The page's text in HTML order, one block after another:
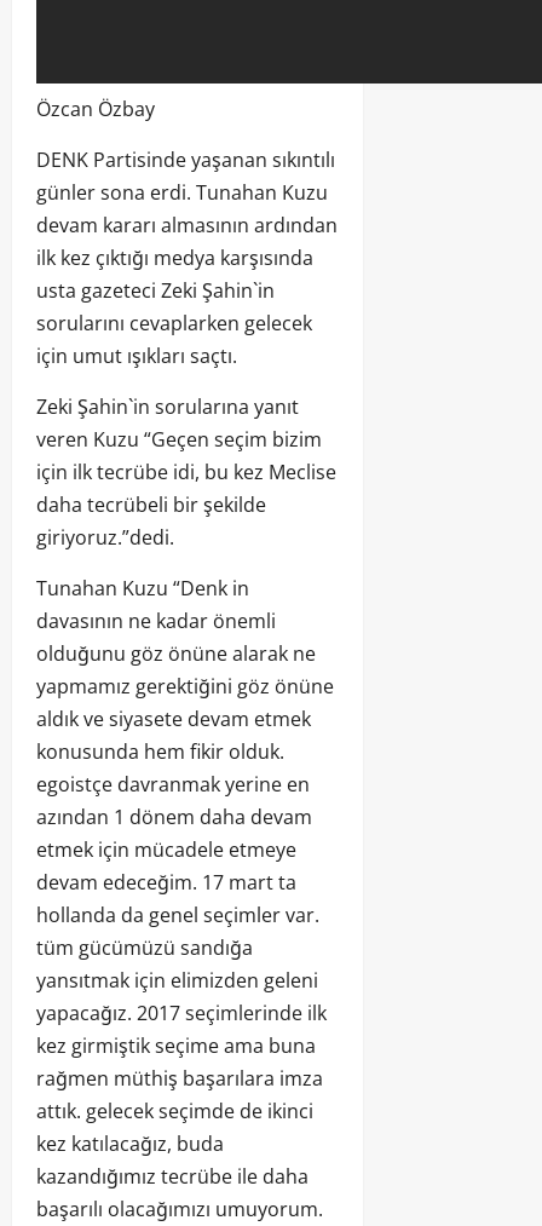
Özcan Özbay
DENK Partisinde yaşanan sıkıntılı
günler sona erdi. Tunahan Kuzu
devam kararı almasının ardından
ilk kez çıktığı medya karşısında
usta gazeteci Zeki Şahin`in
sorularını cevaplarken gelecek
için umut ışıkları saçtı.
Zeki Şahin`in sorularına yanıt
veren Kuzu “Geçen seçim bizim
için ilk tecrübe idi, bu kez Meclise
daha tecrübeli bir şekilde
giriyoruz.”dedi.
Tunahan Kuzu “Denk in
davasının ne kadar önemli
olduğunu göz önüne alarak ne
yapmamız gerektiğini göz önüne
aldık ve siyasete devam etmek
konusunda hem fikir olduk.
egoistçe davranmak yerine en
azından 1 dönem daha devam
etmek için mücadele etmeye
devam edeceğim. 17 mart ta
hollanda da genel seçimler var.
tüm gücümüzü sandığa
yansıtmak için elimizden geleni
yapacağız. 2017 seçimlerinde ilk
kez girmiştik seçime ama buna
rağmen müthiş başarılara imza
attık. gelecek seçimde de ikinci
kez katılacağız, buda
kazandığımız tecrübe ile daha
başarılı olacağımızı umuyorum.